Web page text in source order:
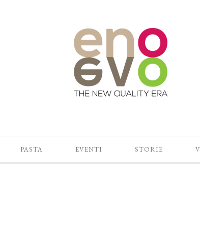
PASTA EVENTI STORIE